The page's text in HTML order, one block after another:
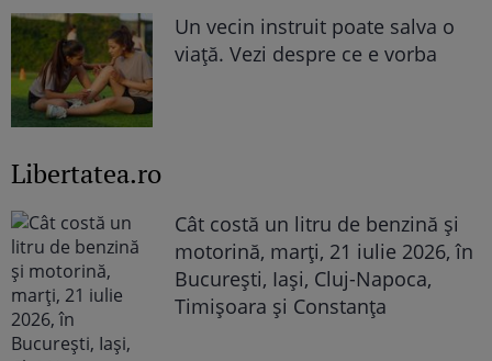
Un vecin instruit poate salva o
viață. Vezi despre ce e vorba
Libertatea.ro
Cât costă un litru de benzină și
motorină, marți, 21 iulie 2026, în
București, Iași, Cluj-Napoca,
Timișoara și Constanța